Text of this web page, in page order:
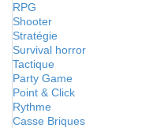
RPG
Shooter
Stratégie
Survival horror
Tactique
Party Game
Point & Click
Rythme
Casse Briques